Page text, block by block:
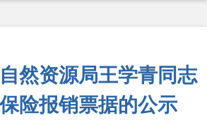
然资源局王学青同志
险报销票据的公示